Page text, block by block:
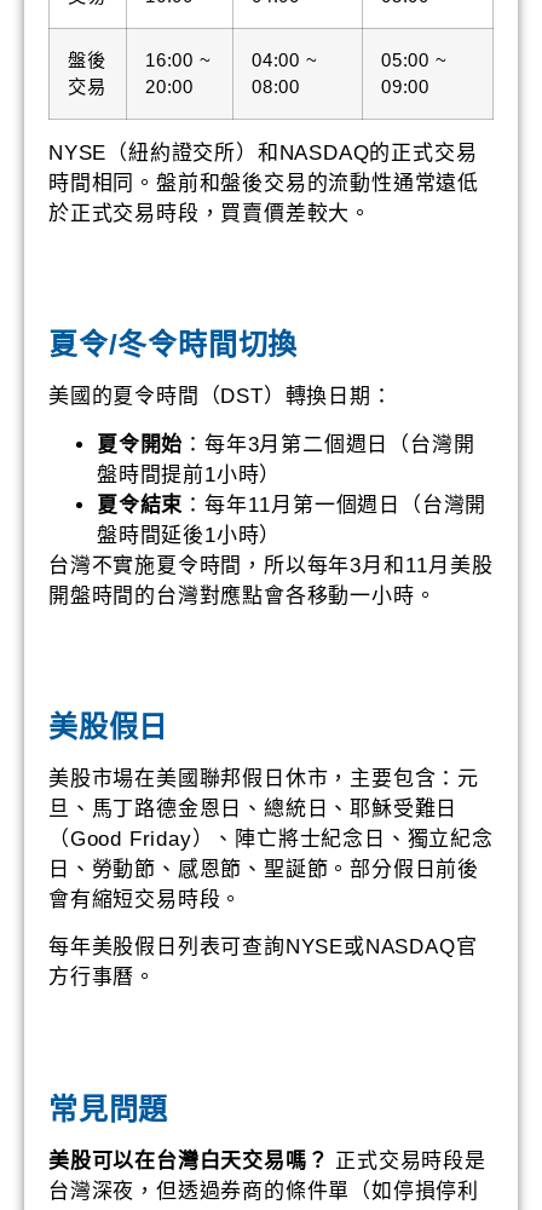
盤後
交易
16:00 ~
20:00
04:00 ~
08:00
05:00 ~
09:00
NYSE（紐約證交所）和NASDAQ的正式交易
時間相同。盤前和盤後交易的流動性通常遠低
於正式交易時段，買賣價差較大。
夏令/冬令時間切換
美國的夏令時間（DST）轉換日期：
夏令開始 ：每年3月第二個週日（台灣開
盤時間提前1小時）
夏令結束 ：每年11月第一個週日（台灣開
盤時間延後1小時）
台灣不實施夏令時間，所以每年3月和11月美股
開盤時間的台灣對應點會各移動一小時。
美股假日
美股市場在美國聯邦假日休市，主要包含：元
旦、馬丁路德金恩日、總統日、耶穌受難日
（Good Friday）、陣亡將士紀念日、獨立紀念
日、勞動節、感恩節、聖誕節。部分假日前後
會有縮短交易時段。
每年美股假日列表可查詢NYSE或NASDAQ官
方行事曆。
常見問題
美股可以在台灣白天交易嗎？ 正式交易時段是
台灣深夜，但透過券商的條件單（如停損停利